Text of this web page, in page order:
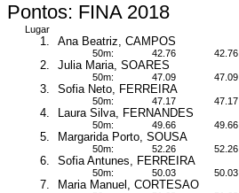
Pontos: FINA 2018
Lugar
1. Ana Beatriz, CAMPOS
50m: 42.76 42.76
2. Julia Maria, SOARES
50m: 47.09 47.09
3. Sofia Neto, FERREIRA
50m: 47.17 47.17
4. Laura Silva, FERNANDES
50m: 49.66 49.66
5. Margarida Porto, SOUSA
50m: 52.26 52.26
6. Sofia Antunes, FERREIRA
50m: 50.03 50.03
7. Maria Manuel, CORTESAO